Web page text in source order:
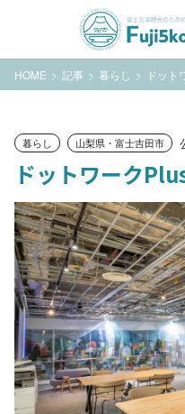
HOME 記事 暮らし ドット
暮らし 山梨県・富士吉田市
ドットワーク